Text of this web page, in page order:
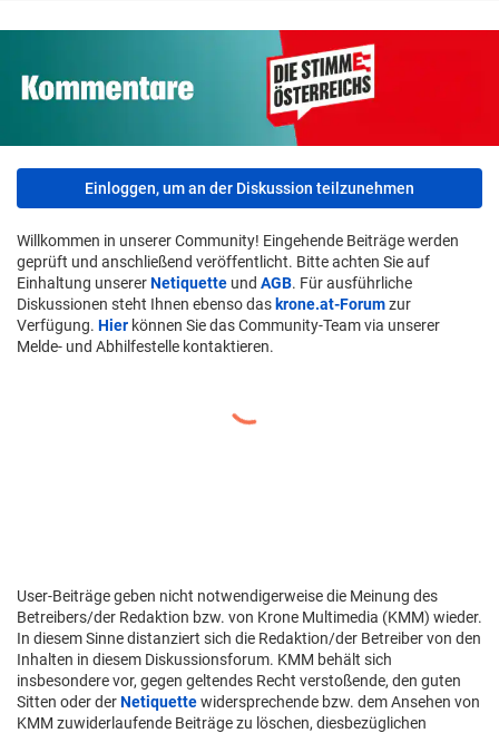
Einloggen, um an der Diskussion teilzunehmen
Willkommen in unserer Community! Eingehende Beiträge werden
geprüft und anschließend veröffentlicht. Bitte achten Sie auf
Einhaltung unsererNetiquette und AGB. Für ausführliche
Diskussionen steht Ihnen ebenso das krone.at-Forumzur
Verfügung. Hier können Sie das Community-Team via unserer
Melde- und Abhilfestelle kontaktieren.
User-Beiträge geben nicht notwendigerweise die Meinung des
Betreibers/der Redaktion bzw. von Krone Multimedia (KMM) wieder.
In diesem Sinne distanziert sich die Redaktion/der Betreiber von den
Inhalten in diesem Diskussionsforum. KMM behält sich
insbesondere vor, gegen geltendes Recht verstoßende, den guten
Sitten oder derNetiquettewidersprechende bzw. dem Ansehen von
KMM zuwiderlaufende Beiträge zu löschen, diesbezüglichen